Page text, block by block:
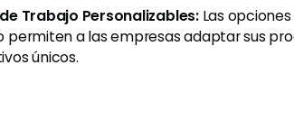
Trabajo Personalizables:Las
permiten a las empresas adaptar sus
únicos.